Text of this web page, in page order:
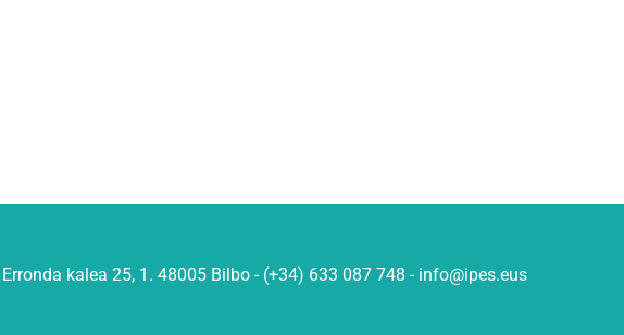
Erronda kalea 25, 1. 48005 Bilbo - (+34) 633 087 748 - info@ipes.eus